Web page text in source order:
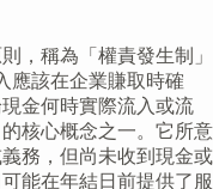
，稱為「權責發生制」
應該在企業賺取時確
金何時實際流入或流
核心概念之一。它所意
務，但尚未收到現金或
能在年結日前提供了服